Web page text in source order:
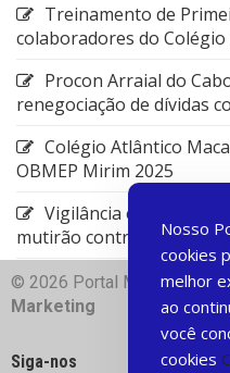
Treinamento de
colaboradores do
Procon Arraial do
renegociação de dívidas
Colégio Atlântico
OBMEP Mirim 2025
Vigilância em Saúde
mutirão contra
© 2026 Portal Macae
Marketing
Siga-nos
Nosso
cookies
melhor
ao
você
cookies